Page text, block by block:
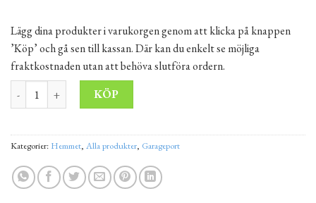
Lägg dina produkter i varukorgen genom att klicka på knappen
’Köp’ och gå sen till kassan. Där kan du enkelt se möjliga
fraktkostnaden utan att behöva slutföra ordern.
Garageport RenoMatic Hörmann 2500x1900 vit RAL9016 matt
KÖP
Kategorier: Hemmet, Alla produkter, Garageport